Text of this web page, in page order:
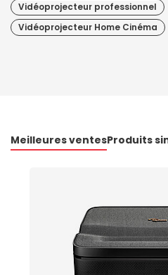
Vidéoprojecteur professionnel
Vidéoprojecteur Home Cinéma
Meilleures ventesProduits